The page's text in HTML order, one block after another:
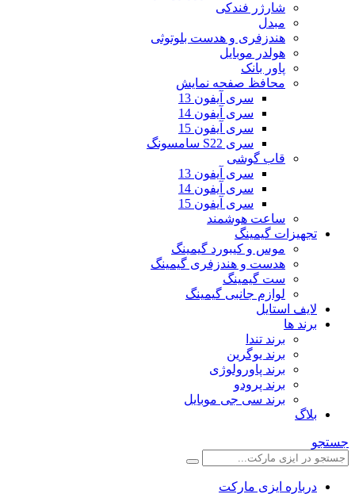
شارژر فندکی
مبدل
هندزفری و هدست بلوتوثی
هولدر موبایل
پاور بانک
محافظ صفحه نمایش
سری آیفون 13
سری آیفون 14
سری آیفون 15
سری S22 سامسونگ
قاب گوشی
سری آیفون 13
سری آیفون 14
سری آیفون 15
ساعت هوشمند
تجهیزات گیمینگ
موس و کیبورد گیمینگ
هدست و هندزفری گیمینگ
ست گیمینگ
لوازم جانبی گیمینگ
لایف استایل
برند ها
برند تندا
برند یوگرین
برند پاورولوژی
برند پرودو
برند سی جی موبایل
بلاگ
جستجو
درباره ایزی مارکت